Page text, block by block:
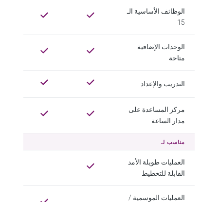
الوظائف الأساسية الـ
15
الوحدات الإضافية
متاحة
التدريب والإعداد
مركز المساعدة على
مدار الساعة
مناسب لـ
العمليات طويلة الأمد
القابلة للتخطيط
العمليات الموسمية /